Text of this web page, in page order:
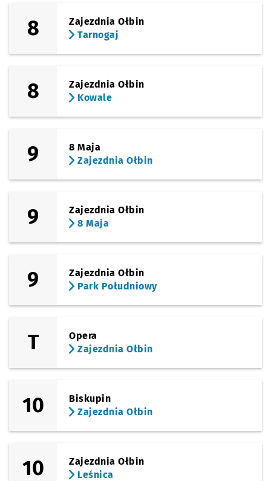
8
Zajezdnia Ołbin
Tarnogaj
8
Zajezdnia Ołbin
Kowale
9
8 Maja
Zajezdnia Ołbin
9
Zajezdnia Ołbin
8 Maja
9
Zajezdnia Ołbin
Park Południowy
T
Opera
Zajezdnia Ołbin
10
Biskupin
Zajezdnia Ołbin
10
Zajezdnia Ołbin
Leśnica